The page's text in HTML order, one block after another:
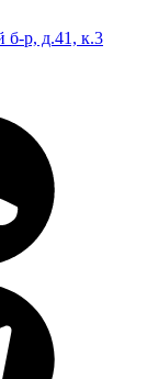
б-р, д.41, к.3